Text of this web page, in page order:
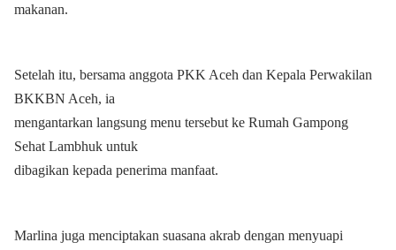
makanan.
Setelah itu, bersama anggota PKK Aceh dan Kepala Perwakilan
BKKBN Aceh, ia
mengantarkan langsung menu tersebut ke Rumah Gampong
Sehat Lambhuk untuk
dibagikan kepada penerima manfaat.
Marlina juga menciptakan suasana akrab dengan menyuapi